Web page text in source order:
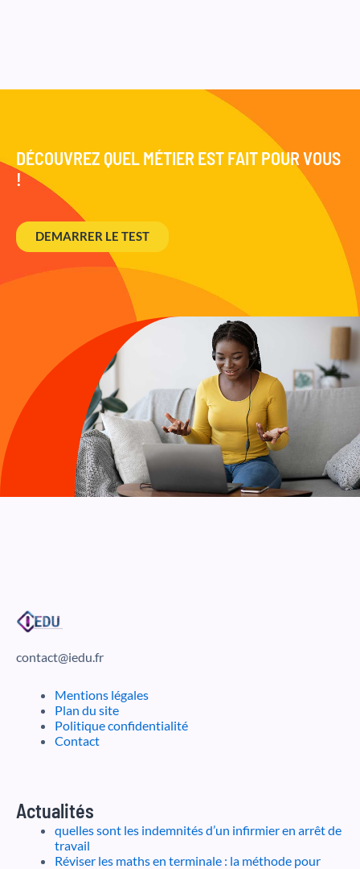
DÉCOUVREZ QUEL MÉTIER EST FAIT POUR VOUS
!
DEMARRER LE TEST
contact@iedu.fr
Mentions légales
Plan du site
Politique confidentialité
Contact
Actualités
quelles sont les indemnités d’un infirmier en arrêt de
travail
Réviser les maths en terminale : la méthode pour